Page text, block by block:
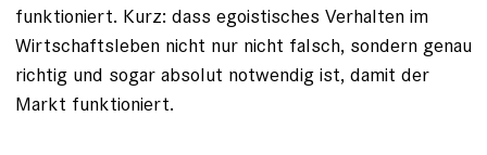
funktioniert. Kurz: dass egoistisches Verhalten im
Wirtschaftsleben nicht nur nicht falsch, sondern genau
richtig und sogar absolut notwendig ist, damit der
Markt funktioniert.